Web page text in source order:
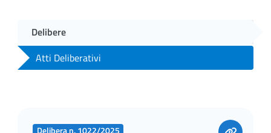
Delibere
Atti Deliberativi
Delibera n. 1022/2025